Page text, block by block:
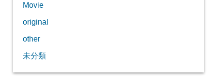
Movie
original
other
未分類